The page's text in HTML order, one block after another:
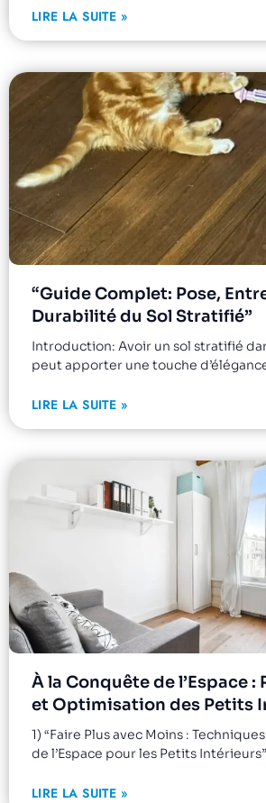
LIRE LA SUITE »
“Guide Complet: Pose,
Durabilité du Sol Stratifié”
Introduction: Avoir un sol stratifié
peut apporter une touche
LIRE LA SUITE »
À la Conquête de l’Espace :
et Optimisation des Petits
1) “Faire Plus avec Moins :
de l’Espace pour les Petits
LIRE LA SUITE »